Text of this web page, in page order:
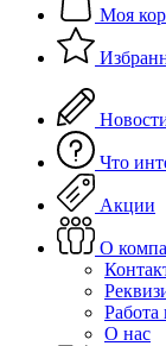
Моя
Что
Акции
О
О нас